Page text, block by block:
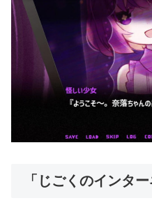
「じごくのインタ